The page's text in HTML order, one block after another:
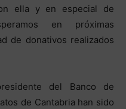
ella y en especial de
en próximas
de donativos realizados
del Banco de
de Cantabria han sido